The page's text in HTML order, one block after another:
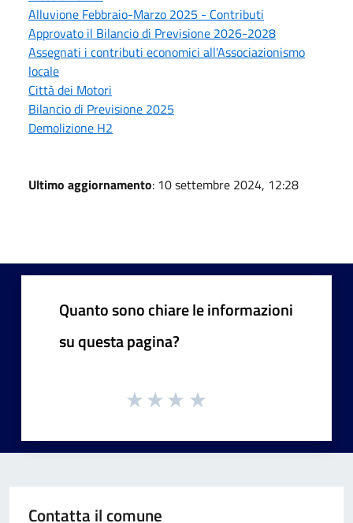
Alluvione Febbraio-Marzo 2025 - Contributi
Approvato il Bilancio di Previsione 2026-2028
Assegnati i contributi economici all'Associazionismo
locale
Città dei Motori
Bilancio di Previsione 2025
Demolizione H2
Ultimo aggiornamento: 10 settembre 2024, 12:28
Quanto sono chiare le informazioni
su questa pagina?
Contatta il comune